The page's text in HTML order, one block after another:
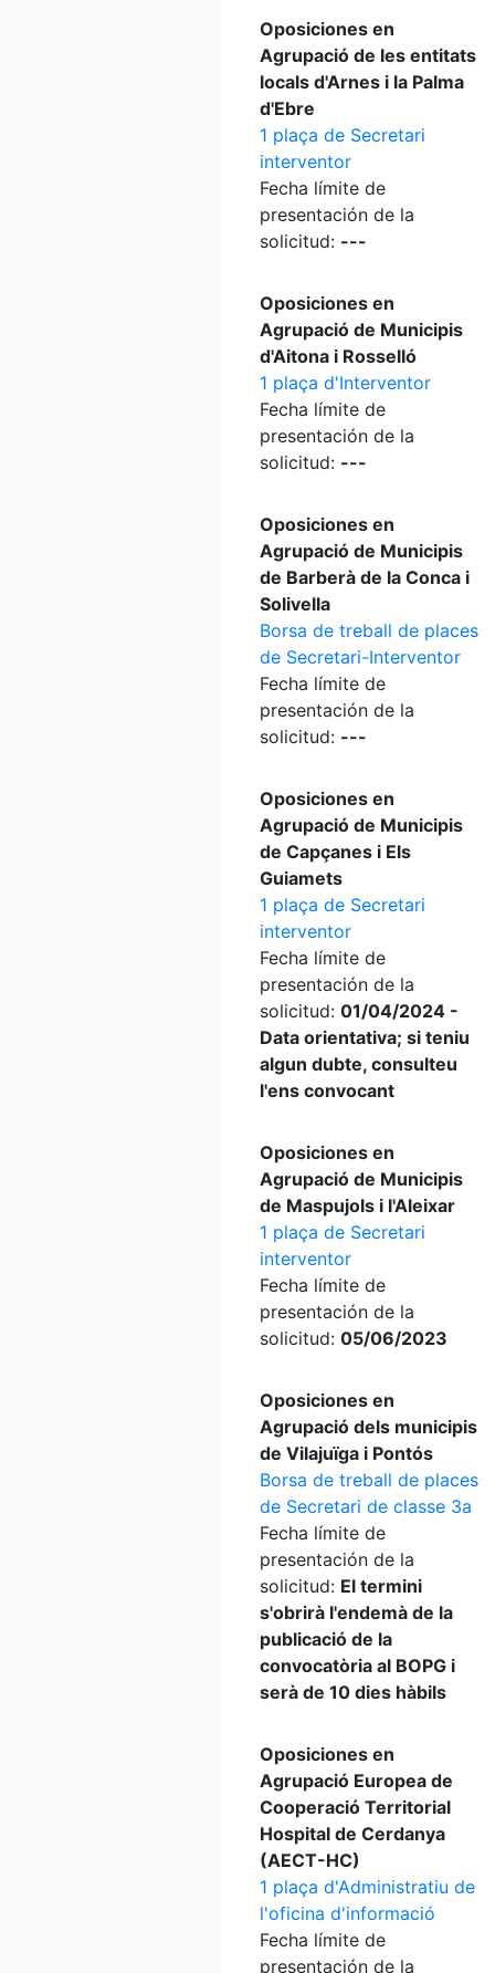
Oposiciones en
Agrupació de les entitats
locals d'Arnes i la Palma
d'Ebre
1 plaça de Secretari
interventor
Fecha límite de
presentación de la
solicitud: ---
Oposiciones en
Agrupació de Municipis
d'Aitona i Rosselló
1 plaça d'Interventor
Fecha límite de
presentación de la
solicitud: ---
Oposiciones en
Agrupació de Municipis
de Barberà de la Conca i
Solivella
Borsa de treball de places
de Secretari-Interventor
Fecha límite de
presentación de la
solicitud: ---
Oposiciones en
Agrupació de Municipis
de Capçanes i Els
Guiamets
1 plaça de Secretari
interventor
Fecha límite de
presentación de la
solicitud: 01/04/2024 -
Data orientativa; si teniu
algun dubte, consulteu
l'ens convocant
Oposiciones en
Agrupació de Municipis
de Maspujols i l'Aleixar
1 plaça de Secretari
interventor
Fecha límite de
presentación de la
solicitud: 05/06/2023
Oposiciones en
Agrupació dels municipis
de Vilajuïga i Pontós
Borsa de treball de places
de Secretari de classe 3a
Fecha límite de
presentación de la
solicitud: El termini
s'obrirà l'endemà de la
publicació de la
convocatòria al BOPG i
serà de 10 dies hàbils
Oposiciones en
Agrupació Europea de
Cooperació Territorial
Hospital de Cerdanya
(AECT-HC)
1 plaça d'Administratiu de
l'oficina d'informació
Fecha límite de
presentación de la